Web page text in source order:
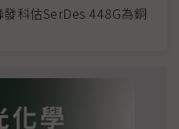
科估SerDes 448G為銅